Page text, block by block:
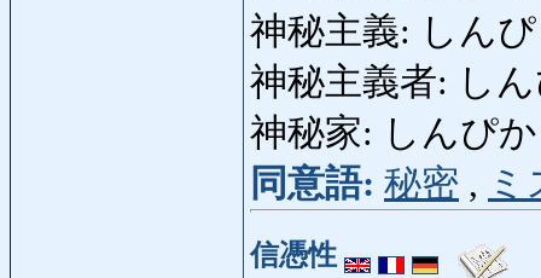
神秘主義: しん
神秘主義者: し
神秘家: しんぴ
同意語: 秘密 , ミ
信憑性